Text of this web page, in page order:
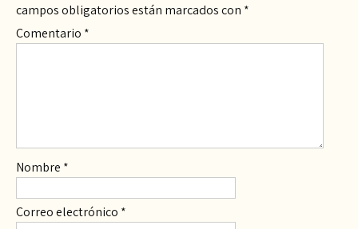
campos obligatorios están marcados con *
Comentario *
Nombre *
Correo electrónico *